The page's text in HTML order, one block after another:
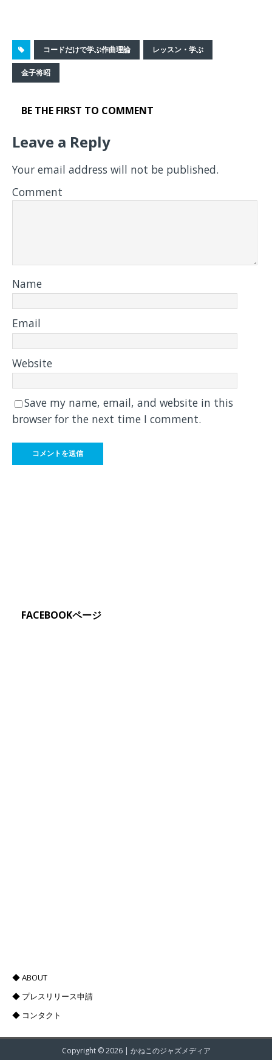
コードだけで学ぶ作曲理論 レッスン・学ぶ
金子将昭
BE THE FIRST TO COMMENT
Leave a Reply
Your email address will not be published.
Comment
Name
Email
Website
Save my name, email, and website in this
browser for the next time I comment.
FACEBOOKページ
◆ ABOUT
◆ プレスリリース申請
◆ コンタクト
Copyright © 2026 | かねこのジャズメディア